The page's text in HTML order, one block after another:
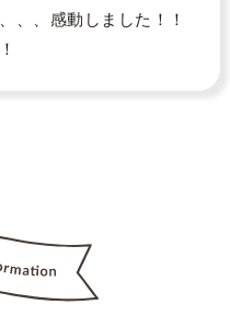
、、感動しました！！